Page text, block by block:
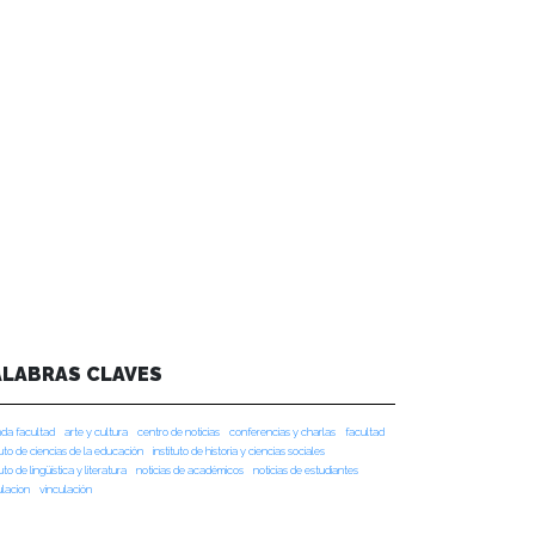
CLAVES
facultad arte y cultura centro de noticias conferencias y charlas
facultad
de ciencias de la educación
instituto de historia y ciencias sociales
de lingüística y literatura
noticias de académicos
noticias de estudiantes
vinculación